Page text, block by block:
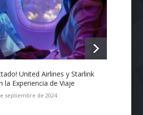
United Airlines y Starlink
la Experiencia de Viaje
septiembre de 2024